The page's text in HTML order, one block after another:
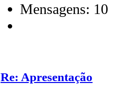
Mensagens: 10
Re: Apresentação